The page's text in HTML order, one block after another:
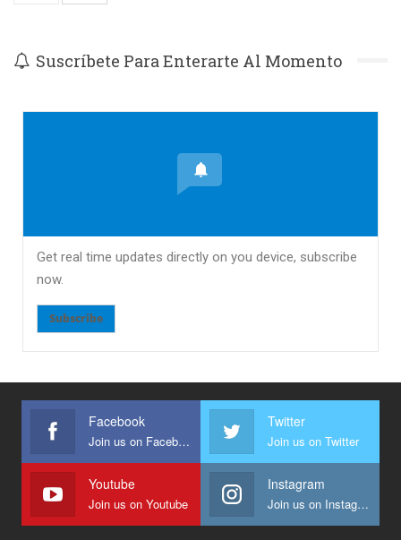
Suscríbete Para Enterarte Al Momento
Get real time updates directly on you device, subscribe
now.
Subscribe
Facebook
Join us on Facebook
Twitter
Join us on Twitter
Youtube
Join us on Youtube
Instagram
Join us on Instagram